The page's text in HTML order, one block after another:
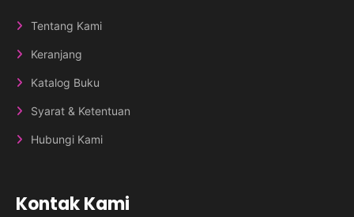
Tentang Kami
Keranjang
Katalog Buku
Syarat & Ketentuan
Hubungi Kami
Kontak Kami